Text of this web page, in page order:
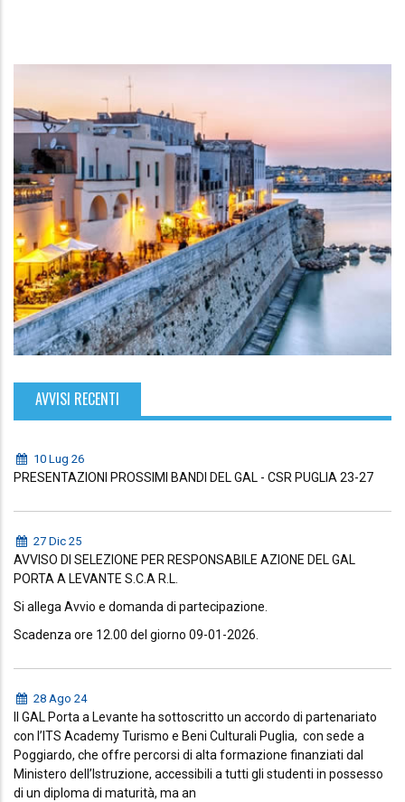
AVVISI RECENTI
10 Lug 26
PRESENTAZIONI PROSSIMI BANDI DEL GAL - CSR PUGLIA 23-27
27 Dic 25
AVVISO DI SELEZIONE PER RESPONSABILE AZIONE DEL GAL
PORTA A LEVANTE S.C.A R.L.
Si allega Avvio e domanda di partecipazione.
Scadenza ore 12.00 del giorno 09-01-2026.
28 Ago 24
Il GAL Porta a Levante ha sottoscritto un accordo di partenariato
con l’ITS Academy Turismo e Beni Culturali Puglia, con sede a
Poggiardo, che offre percorsi di alta formazione finanziati dal
Ministero dell’Istruzione, accessibili a tutti gli studenti in possesso
di un diploma di maturità, ma an